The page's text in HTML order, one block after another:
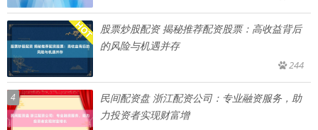
股票炒股配资 揭秘推荐配资股票：高收益背后
的风险与机遇并存
244
4
民间配资盘 浙江配资公司：专业融资服务，助
力投资者实现财富增